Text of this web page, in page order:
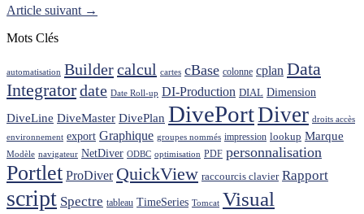
Article suivant →
Mots Clés
automatisation Buildercalcul cartes cBase colonne cplan Data
Integratordate Date Roll-up DI-Production DIAL Dimension
DiveLine DiveMaster DivePlan DivePortDiver droits accès
environnement export Graphique groupes nommés impression lookup Marque
Modèle navigateur NetDiver ODBC optimisation PDF personnalisation
Portlet ProDiver QuickView raccourcis clavier Rapport
script Spectre tableau TimeSeries Tomcat Visual